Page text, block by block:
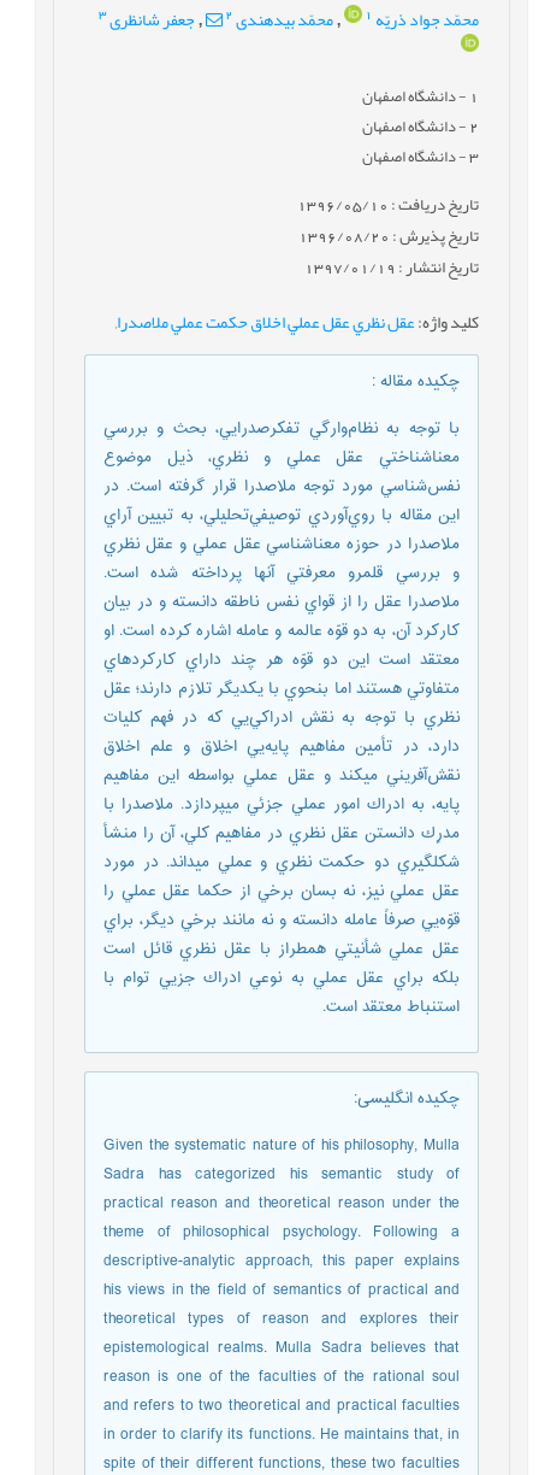
محمّد جواد ذریّه1
,محمّد بیدهندی 2
,جعفر شانظری 3
- دانشگاه اصفهان
2- دانشگاه اصفهان
3- دانشگاه اصفهان
تاریخ دریافت : 1396/05/10
تاریخ پذیرش : 1396/08/20
تاریخ انتشار : 1397/01/19
کلید واژه:‌عقل نظري عقل عملي اخلاق حكمت عملي ملاصدرا,
چکیده مقاله:
با توجه به نظام‌وارگي تفكرصدرايي، بحث و بررسي
معناشناختي عقل عملي و نظري، ذيل موضوع
نفس‌شناسي مورد توجه ملاصدرا قرار گرفته است. در
اين مقاله با روي‌آوردي توصيفي‌تحليلي، به تبيين آراي
ملاصدرا در حوزه معناشناسي عقل عملي و عقل نظري
و بررسي قلمرو معرفتي آنها پرداخته شده است.
ملاصدرا عقل را از قواي نفس ناطقه دانسته و در بيان
كاركرد آن، به دو قوّه عالمه و عامله اشاره كرده است. او
معتقد است اين دو قوّه هر چند داراي كاركردهاي
متفاوتي هستند اما بنحوي با يكديگر تلازم دارند؛ عقل
نظري با توجه به نقش ادراكي‌يي كه در فهم كليات
دارد، در تأمين مفاهيم پايه‌يي اخلاق و علم اخلاق
نقش‌آفريني ميكند و عقل عملي بواسطه اين مفاهيم
پايه، به ادراك امور عملي جزئي ميپردازد. ملاصدرا با
مدرِك دانستن عقل نظري در مفاهيم كلي، آن را منشأ
شكلگيري دو حكمت نظري و عملي ميداند. در مورد
عقل عملي نيز، نه بسان برخي از حكما عقل عملي را
قوّه‌يي صرفاً عامله دانسته و نه مانند برخي ديگر، براي
عقل عملي شأنيتي همطراز با عقل نظري قائل است
بلكه براي عقل عملي به نوعي ادراك جزيي توام با
استنباط معتقد است.
چکیده انگلیسی:
Given the systematic nature of his philosophy, Mulla
Sadra has categorized his semantic study of
practical reason and theoretical reason under the
theme of philosophical psychology. Following a
descriptive-analytic approach, this paper explains
his views in the field of semantics of practical and
theoretical types of reason and explores their
epistemological realms. Mulla Sadra believes that
reason is one of the faculties of the rational soul
and refers to two theoretical and practical faculties
in order to clarify its functions. He maintains that, in
spite of their different functions, these two faculties